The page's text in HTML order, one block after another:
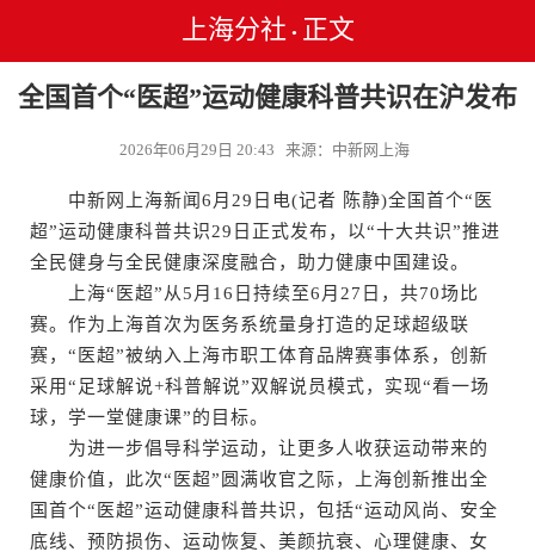
上海分社 • 正文
全国首个“医超”运动健康科普共识在沪发布
2026年06月29日 20:43 来源：中新网上海
中新网上海新闻6月29日电(记者 陈静)全国首个“医
超”运动健康科普共识29日正式发布，以“十大共识”推进
全民健身与全民健康深度融合，助力健康中国建设。
上海“医超”从5月16日持续至6月27日，共70场比
赛。作为上海首次为医务系统量身打造的足球超级联
赛，“医超”被纳入上海市职工体育品牌赛事体系，创新
采用“足球解说+科普解说”双解说员模式，实现“看一场
球，学一堂健康课”的目标。
为进一步倡导科学运动，让更多人收获运动带来的
健康价值，此次“医超”圆满收官之际，上海创新推出全
国首个“医超”运动健康科普共识，包括“运动风尚、安全
底线、预防损伤、运动恢复、美颜抗衰、心理健康、女